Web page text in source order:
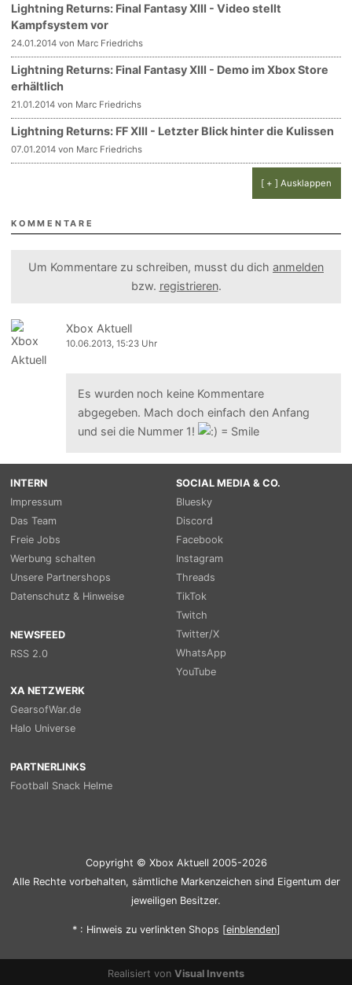
Lightning Returns: Final Fantasy XIII - Video stellt
Kampfsystem vor
24.01.2014 von Marc Friedrichs
Lightning Returns: Final Fantasy XIII - Demo im Xbox Store
erhältlich
21.01.2014 von Marc Friedrichs
Lightning Returns: FF XIII - Letzter Blick hinter die Kulissen
07.01.2014 von Marc Friedrichs
[ + ] Ausklappen
KOMMENTARE
Um Kommentare zu schreiben, musst du dich anmelden
bzw. registrieren.
Xbox Aktuell
10.06.2013, 15:23 Uhr
Es wurden noch keine Kommentare
abgegeben. Mach doch einfach den Anfang
und sei die Nummer 1!
INTERN
Impressum
Das Team
Freie Jobs
Werbung schalten
Unsere Partnershops
Datenschutz & Hinweise
NEWSFEED
RSS 2.0
SOCIAL MEDIA & CO.
Bluesky
Discord
Facebook
Instagram
Threads
TikTok
Twitch
Twitter/X
WhatsApp
YouTube
XA NETZWERK
GearsofWar.de
Halo Universe
PARTNERLINKS
Football Snack Helme
Copyright © Xbox Aktuell 2005-2026
Alle Rechte vorbehalten, sämtliche Markenzeichen sind Eigentum der
jeweiligen Besitzer.
* : Hinweis zu verlinkten Shops [einblenden]
Realisiert von Visual Invents